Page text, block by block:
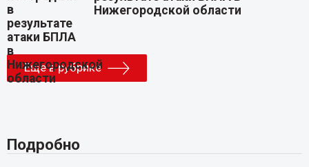
Нижегородской области
Еще в рубрике
Подробно